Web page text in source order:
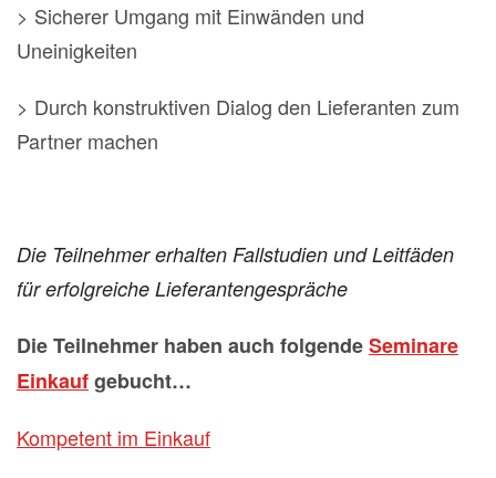
> Sicherer Umgang mit Einwänden und
Uneinigkeiten
> Durch konstruktiven Dialog den Lieferanten zum
Partner machen
Die Teilnehmer erhalten Fallstudien und Leitfäden
für erfolgreiche Lieferantengespräche
Die Teilnehmer haben auch folgendeSeminare
Einkaufgebucht…
Kompetent im Einkauf